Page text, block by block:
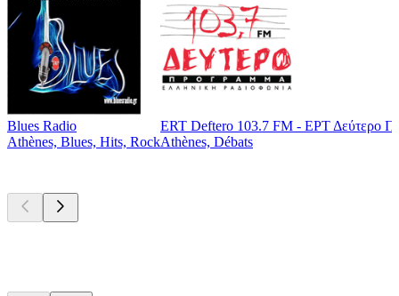
Blues Radio
Athènes, Blues, Hits, Rock
ERT Deftero 103.7 FM - ΕΡΤ Δεύτερο
Athènes, Débats